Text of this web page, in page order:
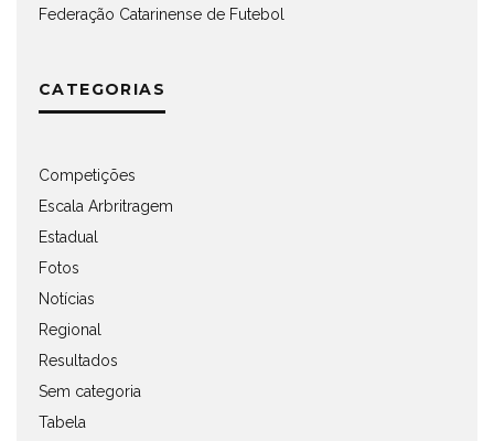
Federação Catarinense de Futebol
CATEGORIAS
Competições
Escala Arbritragem
Estadual
Fotos
Notícias
Regional
Resultados
Sem categoria
Tabela